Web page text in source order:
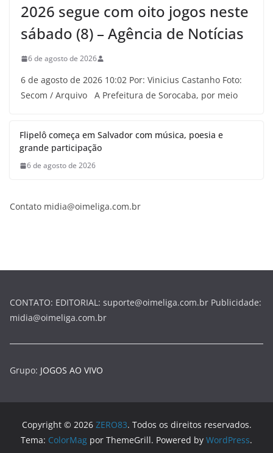
2026 segue com oito jogos neste
sábado (8) – Agência de Notícias
6 de agosto de 2026
6 de agosto de 2026 10:02 Por: Vinicius Castanho Foto:
Secom / Arquivo A Prefeitura de Sorocaba, por meio
Flipelô começa em Salvador com música, poesia e
grande participação
6 de agosto de 2026
Contato midia@oimeliga.com.br
CONTATO: EDITORIAL: suporte@oimeliga.com.br Publicidade:
midia@oimeliga.com.br
Grupo: JOGOS AO VIVO
Copyright © 2026 ZERO83. Todos os direitos reservados.
Tema: ColorMag por ThemeGrill. Powered by WordPress.